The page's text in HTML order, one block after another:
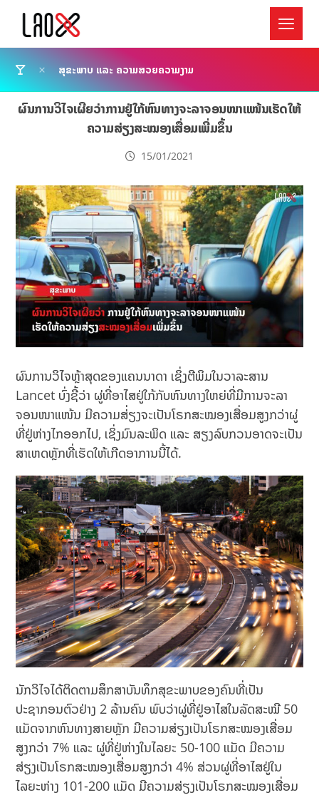
ສຸຂະພາບ ແລະ ຄວາມສວຍຄວາມງາມ
ຜົນການວິໄຈເຜີຍວ່າການຢູ່ໃກ້ຫົນທາງຈະລາຈອນໜາແໜ້ນເຮັດໃຫ້
ຄວາມສ່ຽງສະໝອງເສື່ອມເພີ່ມຂຶ້ນ
15/01/2021
ຜົນການວິໄຈຫຼ້າສຸດຂອງແຄນນາດາ ເຊິ່ງຕີພິມໃນວາລະສານ
Lancet ບົ່ງຊີ້ວ່າ ຜູ່ທີ່ອາໄສຢູ່ໃກ້ກັບຫົນທາງໃຫຍ່ທີ່ມີການຈະລາ
ຈອນໜາແໜ້ນ ມີຄວາມສ່່ຽງຈະເປັນໂຣກສະໝອງເສື່ອມສູງກວ່າຜູ່
ທີ່ຢູ່ຫ່າງໄກອອກໄປ, ເຊິ່ງມົນລະພິດ ແລະ ສຽງລົບກວນອາດຈະເປັນ
ສາເຫດຫຼັກທີ່ເຮັດໃຫ້ເກີດອາການນີ້ໄດ້.
ນັກວິໄຈໄດ້ຕິດຕາມສຶກສາບັນທຶກສຸຂະພາບຂອງຄົນທີ່ເປັນ
ປະຊາກອນຕົວຢ່າງ 2 ລ້ານຄົນ ພົບວ່າຜູ່ທີ່ຢູ່ອາໄສໃນລັດສະໝີ 50
ແມັດຈາກຫົນທາງສາຍຫຼັກ ມີຄວາມສ່ຽງເປັນໂຣກສະໝອງເສື່ອມ
ສູງກວ່າ 7% ແລະ ຜູ່ທີ່ຢູ່ຫ່າງໃນໄລຍະ 50-100 ແມັດ ມີຄວາມ
ສ່ຽງເປັນໂຣກສະໝອງເສື່ອມສູງກວ່າ 4% ສ່ວນຜູ່ທີ່ອາໄສຢູ່ໃນ
ໄລຍະຫ່າງ 101-200 ແມັດ ມີຄວາມສ່ຽງເປັນໂຣກສະໝອງເສື່ອມ